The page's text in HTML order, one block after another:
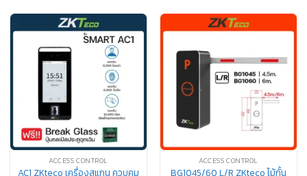
ACCESS CONTROL
AC1 ZKteco เครื่องสแกน ควบคุม
ACCESS CONTROL
BG1045/60 L/R ZKteco ไม้กั้น